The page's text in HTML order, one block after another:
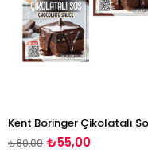
₺55,00
₺60,00